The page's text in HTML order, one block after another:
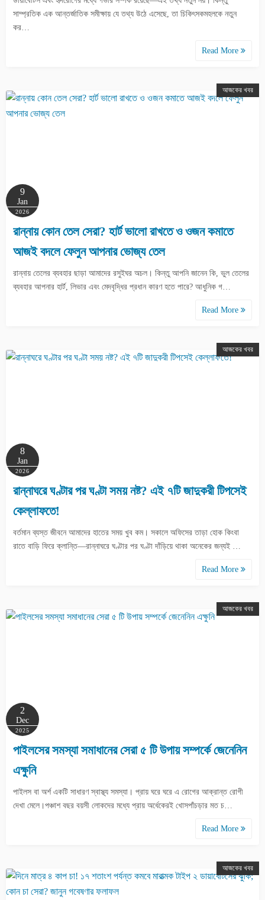
সাম্প্রতিক এক আন্তর্জাতিক সমীক্ষায় যে তথ্য উঠে এসেছে, তা চিকিৎসকমহলকে নতুন
কর…
Read More
আজকের খবর
9
Jan
2026
রান্নায় কোন তেল সেরা? হার্ট ভালো রাখতে ও ওজন কমাতে
আজই বদলে ফেলুন আপনার ভোজ্য তেল
রান্নায় তেলের ব্যবহার ছাড়া আমাদের রসুইঘর অচল। কিন্তু আপনি জানেন কি, ভুল তেলের
ব্যবহার আপনার হার্ট, লিভার এবং মেদবৃদ্ধির প্রধান কারণ হতে পারে? আধুনিক গ…
Read More
আজকের খবর
8
Jan
2026
রান্নাঘরে ঘণ্টার পর ঘণ্টা সময় নষ্ট? এই ৭টি জাদুকরী টিপসেই
কেল্লাফতে!
বর্তমান ব্যস্ত জীবনে আমাদের হাতের সময় খুব কম। সকালে অফিসের তাড়া হোক কিংবা
রাতে বাড়ি ফিরে ক্লান্তি—রান্নাঘরে ঘণ্টার পর ঘণ্টা দাঁড়িয়ে থাকা অনেকের জন্যই …
Read More
আজকের খবর
2
Dec
2025
পাইলসের সমস্যা সমাধানের সেরা ৫ টি উপায় সম্পর্কে জেনেনিন
এক্ষুনি
পাইলস বা অর্শ একটি সাধারণ স্বাস্থ্য সমস্যা। প্রায় ঘরে ঘরে এ রোগের আক্রান্ত রোগী
দেখা মেলে।পঞ্চাশ বছর বয়সী লোকদের মধ্যে প্রায় অর্ধেকেরই খোসপাঁচড়ার মত চ…
Read More
আজকের খবর